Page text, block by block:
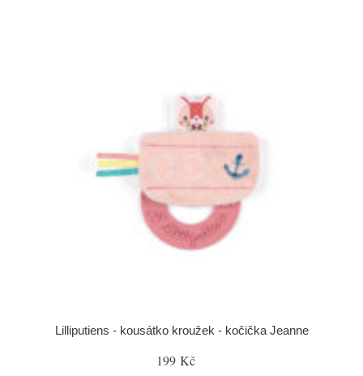
Lilliputiens - kousátko kroužek - kočička Jeanne
199 Kč